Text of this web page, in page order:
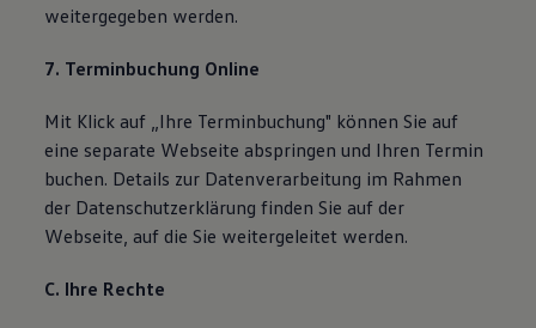
weitergegeben werden.
7. Terminbuchung Online
Mit Klick auf „Ihre Terminbuchung" können Sie auf
eine separate Webseite abspringen und Ihren Termin
buchen. Details zur Datenverarbeitung im Rahmen
der Datenschutzerklärung finden Sie auf der
Webseite, auf die Sie weitergeleitet werden.
C. Ihre Rechte